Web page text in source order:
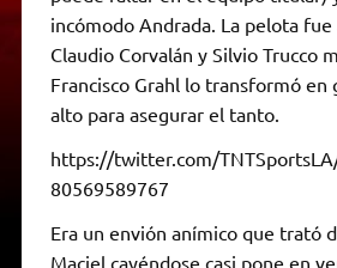
incómodo Andrada. La pelota fue
Claudio Corvalán y Silvio Trucco
Francisco Grahl lo transformó en
alto para asegurar el tanto.
https://twitter.com/
80569589767
Era un envión anímico que trató
Maciel cayéndose casi pone en